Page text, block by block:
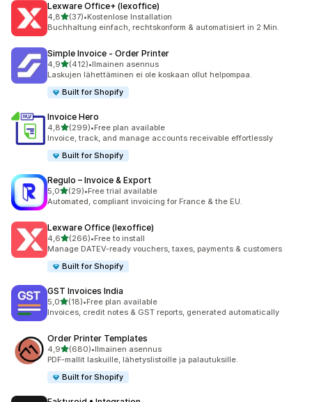
Lexware Office+ (lexoffice)
4,8/ 5 tähteä
(37)
37 arvostelua yhteensä
•Kostenlose Installation
Buchhaltung einfach, rechtskonform & automatisiert in 2 Min.
Simple Invoice ‑ Order Printer
4,9/ 5 tähteä
(412)
412 arvostelua yhteensä
•Ilmainen asennus
Laskujen lähettäminen ei ole koskaan ollut helpompaa.
Built for Shopify
Invoice Hero
4,8/ 5 tähteä
(299)
299 arvostelua yhteensä
•Free plan available
Invoice, track, and manage accounts receivable effortlessly
Built for Shopify
Regulo – Invoice & Export
5,0/ 5 tähteä
(29)
29 arvostelua yhteensä
•Free trial available
Automated, compliant invoicing for France & the EU.
Lexware Office (lexoffice)
4,6/ 5 tähteä
(266)
266 arvostelua yhteensä
•Free to install
Manage DATEV-ready vouchers, taxes, payments & customers
Built for Shopify
GST Invoices India
5,0/ 5 tähteä
(18)
18 arvostelua yhteensä
•Free plan available
Invoices, credit notes & GST reports, generated automatically
Order Printer Templates
4,9/ 5 tähteä
(680)
680 arvostelua yhteensä
•Ilmainen asennus
PDF-mallit laskuille, lähetyslistoille ja palautuksille.
Built for Shopify